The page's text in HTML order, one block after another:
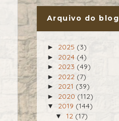
Arquivo do blog
► 2025 (3)
► 2024 (4)
► 2023 (49)
► 2022 (7)
► 2021 (39)
► 2020 (112)
▼ 2019 (144)
▼12 (17)